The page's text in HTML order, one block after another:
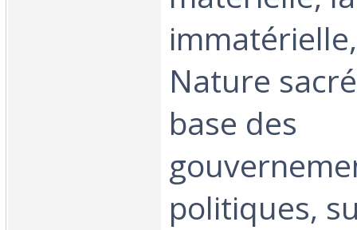
Nature
base des
politiques,